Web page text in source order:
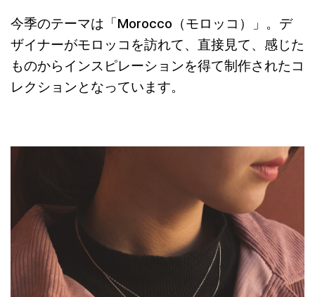
今季のテーマは「Morocco（モロッコ）」。デ
ザイナーがモロッコを訪れて、直接見て、感じた
ものからインスピレーションを得て制作されたコ
レクションとなっています。